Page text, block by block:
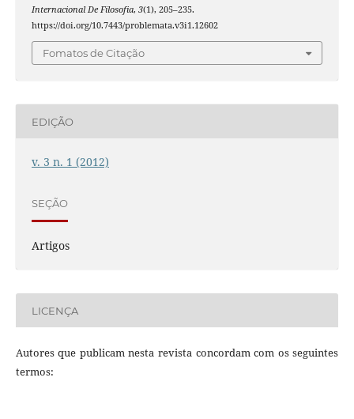
Internacional De Filosofia, 3(1), 205–235.
https://doi.org/10.7443/problemata.v3i1.12602
Fomatos de Citação
EDIÇÃO
v. 3 n. 1 (2012)
SEÇÃO
Artigos
LICENÇA
Autores que publicam nesta revista concordam com os seguintes
termos: